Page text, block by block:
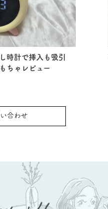
時計で挿入も吸引
ちゃレビュー
合わせ